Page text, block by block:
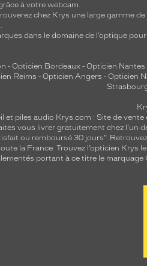
à votre webcam.
chez Krys une large gamme
dans le domaine de l’optique
- Opticien Bordeaux - Opticien Nantes
Reims - Opticien Angers - Opticien
et piles audio Krys.com : Site de vente
vous livrer gratuitement chez l'un
ou remboursé 30 jours".
la France. Trouvez l’opticien Krys
portant à ce titre le marquage